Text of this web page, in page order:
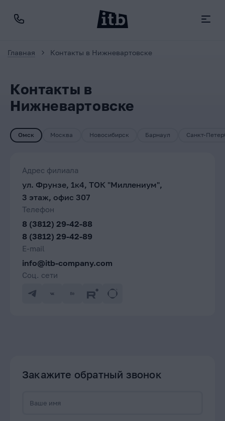
Главная Контакты в Нижневартовске
Контакты в
Нижневартовске
Омск Москва Новосибирск Барнаул Санкт-
Адрес филиала
ул. Фрунзе, 1к4, ТОК "Миллениум",
3 этаж, офис 307
Телефон
8 (3812) 29-42-88
8 (3812) 29-42-89
E-mail
info@itb-company.com
Соц. сети
Закажите обратный звонок
Ваше имя